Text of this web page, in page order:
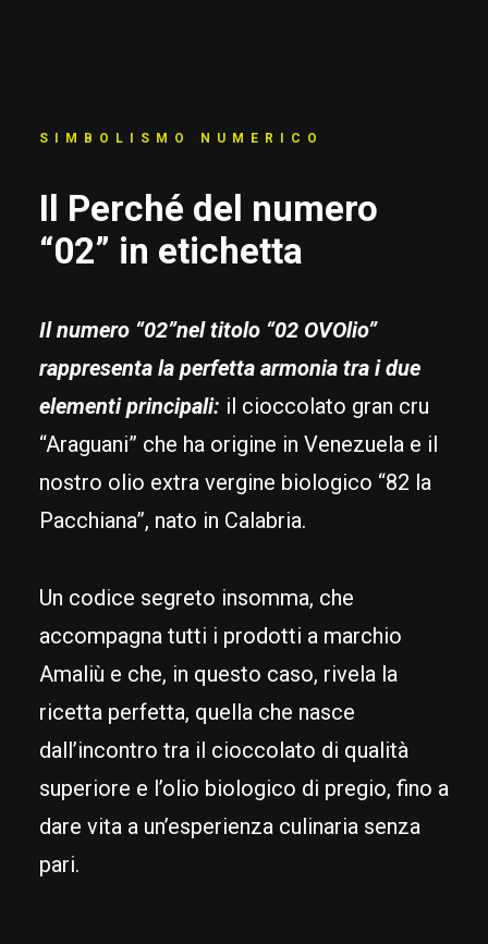
SIMBOLISMO NUMERICO
Il Perché del numero
“02” in etichetta
Il numero “02”nel titolo “02 OVOlio”
rappresenta la perfetta armonia tra i due
elementi principali: il cioccolato gran cru
“Araguani” che ha origine in Venezuela e il
nostro olio extra vergine biologico “82 la
Pacchiana”, nato in Calabria.
Un codice segreto insomma, che
accompagna tutti i prodotti a marchio
Amaliù e che, in questo caso, rivela la
ricetta perfetta, quella che nasce
dall’incontro tra il cioccolato di qualità
superiore e l’olio biologico di pregio, fino a
dare vita a un’esperienza culinaria senza
pari.